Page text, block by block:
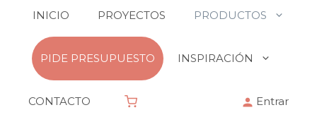
INICIO PROYECTOS PRODUCTOS
PIDE PRESUPUESTO INSPIRACIÓN
CONTACTO Entrar